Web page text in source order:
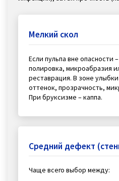
Мелкий скол
Если пульпа вне
полировка, микроабразия
реставрация. В зоне
оттенок, прозрачность,
При бруксизме – каппа.
Средний дефект
Чаще всего выбор между: